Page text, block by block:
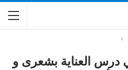
درس العناية بشعرى و